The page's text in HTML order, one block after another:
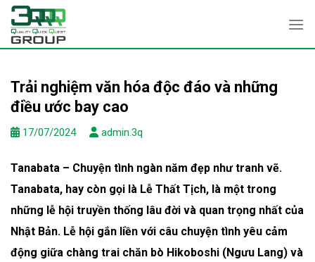
Skip
content
Trải nghiệm văn hóa độc đáo và những
điều ước bay cao
17/07/2024 admin.3q
Tanabata – Chuyện tình ngàn năm đẹp như tranh vẽ.
Tanabata, hay còn gọi là Lễ Thất Tịch, là một trong
những lễ hội truyền thống lâu đời và quan trọng nhất của
Nhật Bản. Lễ hội gắn liền với câu chuyện tình yêu cảm
động giữa chàng trai chăn bò Hikoboshi (Ngưu Lang) và